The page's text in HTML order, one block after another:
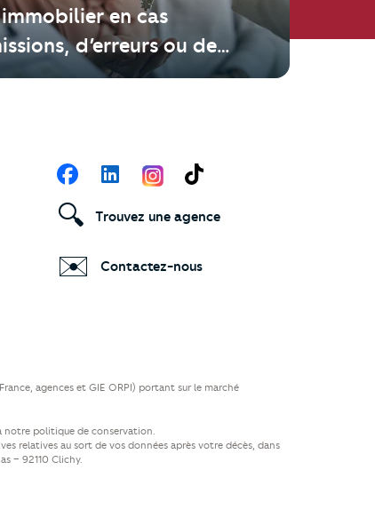
en cas
d’erreurs ou de
du vendeur ?
Suivez-nous
FacebookLinkedIn TikTok
🔍 Trouvez une agence
✉️ Contactez-nous
agences et GIE ORPI) portant sur le marché
notre politique de conservation.
relatives au sort de vos données après votre décès, dans
– 92110 Clichy.